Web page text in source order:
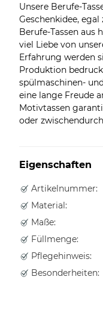
Unsere Berufe-
Geschenkidee,
Berufe-Tassen
viel Liebe von
Erfahrung werden
Produktion
spülmaschinen-
eine lange Freude
Motivtassen
oder
Eigenschaften
Artikelnummer:
Material:
Maße:
Füllmenge:
Pflegehinweis:
Besonderheiten: